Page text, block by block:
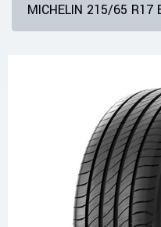
MICHELIN 215/65 R17